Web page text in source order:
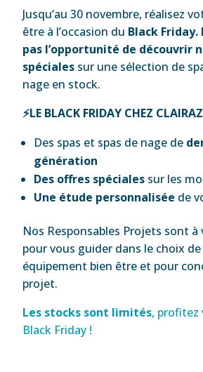
Jusqu’au 30 novembre, réalisez
être à l’occasion du Black
pas l’opportunité de découvrir
spéciales sur une sélection de
nage en stock.
⚡LE BLACK FRIDAY CHEZ
Des spas et spas de nage de
génération
Des offres spéciales sur les
Une étude personnalisée de
Nos Responsables Projets sont
pour vous guider dans le choix
équipement bien être et pour
projet.
Les stocks sont limités, profitez
Black Friday !